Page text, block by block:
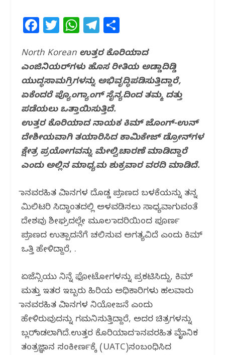
F
c
e
b
o
o
k
T
itt
e
r
W
at
s
A
p
p
T
e
g
ra
m
ar
e
North Korean ಉತ್ತರ ಕೊರಿಯಾದ
ಎಂಜಿನಿಯರ್‌ಗಳು ಹೊಸ ರೀತಿಯ ಅಡ್ಡಾದಿಡ್ಡಿ
ಯುದ್ಧಸಾಮಗ್ರಿಗಳನ್ನು ಅಭಿವೃದ್ಧಿಪಡಿಸುತ್ತಿದ್ದಾರೆ,
ಏಕೆಂದರೆ ಪ್ಯೊಂಗ್ಯಾಂಗ್ ಸೈನ್ಯದಿಂದ ತಮ್ಮ ದತ್ತು
ಪಡೆಯಲು ಒತ್ತಾಯಿಸುತ್ತಿದೆ.
ಉತ್ತರ ಕೊರಿಯಾದ ನಾಯಕ ಕಿಮ್ ಜೊಂಗ್-ಉನ್
ದೇಶೀಯವಾಗಿ ತಯಾರಿಸಿದ ಕಾಮಿಕೇಜ್ ಡ್ರೋನ್‌ಗಳ
ಕ್ಷೇತ್ರ ಪ್ರಯೋಗವನ್ನು ಮೇಲ್ವಿಚಾರಣೆ ಮಾಡಿದ್ದಾರೆ
ಎಂದು ಅಲ್ಲಿನ ಮಾಧ್ಯಮ ಶುಕ್ರವಾರ ವರದಿ ಮಾಡಿದೆ.
ಮಾನವರಹಿತ ವಿಮಾನಗಳ ದೊಡ್ಡ ಪ್ರಮಾಣದ ಬಳಕೆಯನ್ನು ತನ್ನ
ಮಿಲಿಟರಿ ಸಿದ್ಧಾಂತದಲ್ಲಿ ಅಳವಡಿಸಲು ಸಾಧ್ಯವಾಗುವಂತೆ
ದೇಶವು ಶೀಘ್ರದಲ್ಲೇ ಮೂಲ ಮಾದರಿಯಿಂದ ಪೂರ್ಣ
ಪ್ರಮಾಣದ ಉತ್ಪಾದನೆಗೆ ಚಲಿಸುವ ಅಗತ್ಯವಿದೆ ಎಂದು ಕಿಮ್
ಒತ್ತಿ ಹೇಳಿದ್ದಾರೆ, .
ಏಜೆನ್ಸಿಯು ನಿನ್ನೆ ಫೋಟೋಗಳನ್ನು ಪ್ರಕಟಿಸಿದ್ದು, ಕಿಮ್
ಮತ್ತು ಇತರ ಇಬ್ಬರು ಹಿರಿಯ ಅಧಿಕಾರಿಗಳು ಹಲವಾರು
ಮಾನವರಹಿತ ವಿಮಾನಗಳ ನಿಯೋಜನೆ ಎಂದು
ಹೇಳಿರುವುದನ್ನು ಗಮನಿಸುತ್ತಿದ್ದಾರೆ, ಅದರ ಚಿತ್ರಗಳನ್ನು
ಬ್ಲರ್‌ಮಾಡಲಾಗಿದೆ.ಉತ್ತರ ಕೊರಿಯಾದ ಮಾನವರಹಿತ ವೈಮಾನಿಕ
ತಂತ್ರಜ್ಞಾನ ಸಂಕೀರ್ಣಕ್ಕೆ (UATC)ಸಂಬಂಧಿಸಿದ